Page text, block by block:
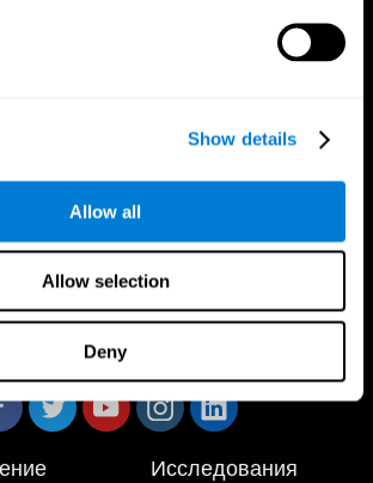
Show details
Allow all
Allow selection
Deny
Следуйте за нами
Исследования